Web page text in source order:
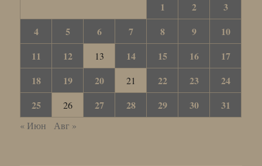
1
2
3
4
5 6 7 8 9
10
11
12 13 14 15 16
17
18
19 20 21 22 23
24
25
26 27 28 29 30 31
« Июн Авг »